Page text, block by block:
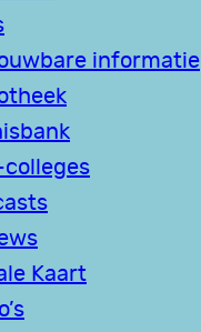
informatie
colleges
Kaart